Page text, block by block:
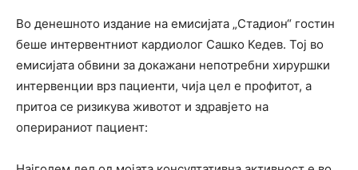
Во денешното издание на емисијата „Стадион“ гостин
беше интервентниот кардиолог Сашко Кедев. Тој во
емисијата обвини за докажани непотребни хируршки
интервенции врз пациенти, чија цел е профитот, а
притоа се ризикува животот и здравјето на
оперираниот пациент: